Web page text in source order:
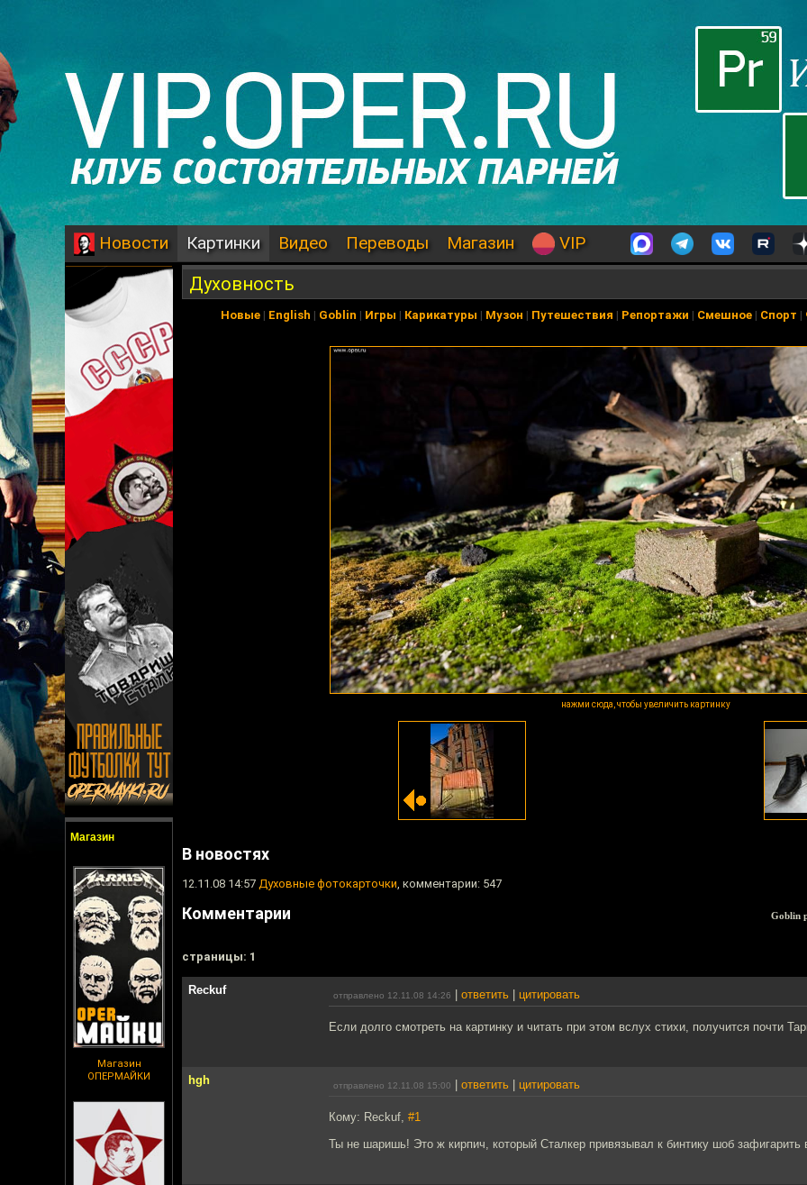
Новости Картинки Видео Переводы Магазин VIP
Магазин
Магазин
ОПЕРМАЙКИ
Духовность
Новые| English | Goblin | Игры | Карикатуры | Музон | Путешествия | Репортажи | Смешное| Спорт |
нажми сюда, чтобы увеличить картинку
В новостях
12.11.08 14:57 Духовные фотокарточки, комментарии: 547
Комментарии Goblin
cтраницы: 1
Reckuf отправлено 12.11.08 14:26 ответить цитировать
Если долго смотреть на картинку и читать при этом вслух стихи, получится почти
hgh отправлено 12.11.08 15:00 ответить цитировать
Кому: Reckuf, #1
Ты не шаришь! Это ж кирпич, который Сталкер привязывал к бинтику шоб зафигарить